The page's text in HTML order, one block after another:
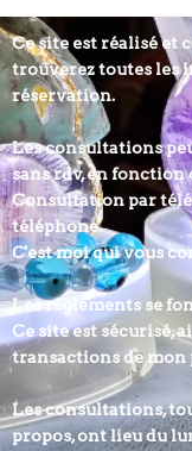
Ce site est réalisé et
trouverez toutes les
réservation.
Les consultations
sans rdv, en fonction
Consultation par
téléphone.
C'est moi qui vous
Les règlements se
Ce site est sécurisé,
transactions de mon
Les consultations,
propos, ont lieu du